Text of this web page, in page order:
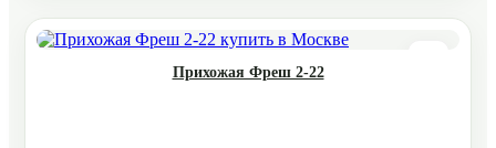
Прихожая Фреш 2-22